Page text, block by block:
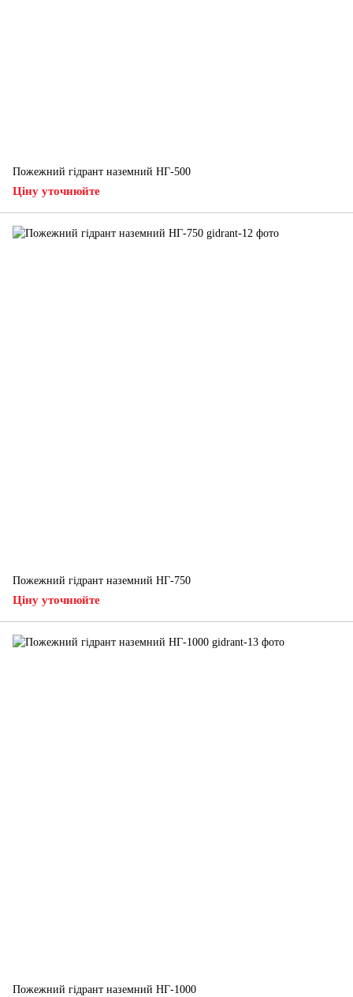
Пожежний гідрант наземний НГ-500
Ціну уточнюйте
Пожежний гідрант наземний НГ-750
Ціну уточнюйте
Пожежний гідрант наземний НГ-1000